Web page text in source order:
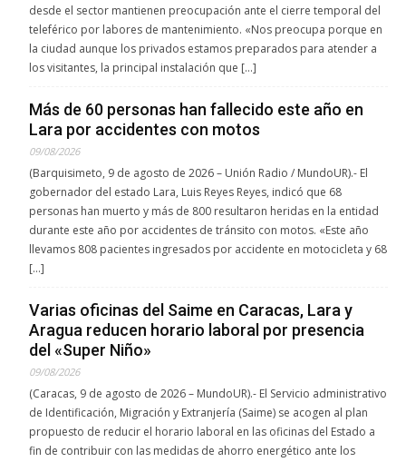
desde el sector mantienen preocupación ante el cierre temporal del
teleférico por labores de mantenimiento. «Nos preocupa porque en
la ciudad aunque los privados estamos preparados para atender a
los visitantes, la principal instalación que […]
Más de 60 personas han fallecido este año en
Lara por accidentes con motos
09/08/2026
(Barquisimeto, 9 de agosto de 2026 – Unión Radio / MundoUR).- El
gobernador del estado Lara, Luis Reyes Reyes, indicó que 68
personas han muerto y más de 800 resultaron heridas en la entidad
durante este año por accidentes de tránsito con motos. «Este año
llevamos 808 pacientes ingresados por accidente en motocicleta y 68
[…]
Varias oficinas del Saime en Caracas, Lara y
Aragua reducen horario laboral por presencia
del «Super Niño»
09/08/2026
(Caracas, 9 de agosto de 2026 – MundoUR).- El Servicio administrativo
de Identificación, Migración y Extranjería (Saime) se acogen al plan
propuesto de reducir el horario laboral en las oficinas del Estado a
fin de contribuir con las medidas de ahorro energético ante los